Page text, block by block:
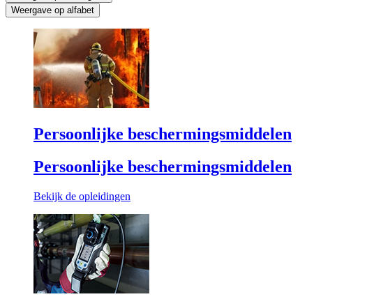
Weergave op alfabet
Persoonlijke beschermingsmiddelen
Persoonlijke beschermingsmiddelen
Bekijk de opleidingen